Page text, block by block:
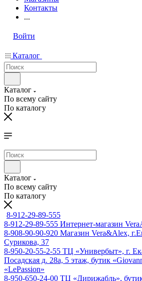
Контакты
...
Войти
Каталог
Каталог
По всему сайту
По каталогу
Каталог
По всему сайту
По каталогу
8-912-29-89-555
8-912-29-89-555 Интернет-магазин
8-908-90-90-920 Магазин Vera&Alex,
Сурикова, 37
8-950-20-55-2-55 ТЦ «Универбыт», г.
Посадская д. 28а, 5 этаж, бутик
«LePassion»
8-950-650-24-00 ТЦ «Дирижабль»,